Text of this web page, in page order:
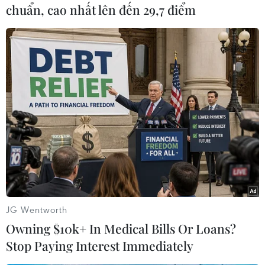
sỹ và thống đốc bang, Tổng thống Trump đã chỉ
thị Đại diện Thương mại Mỹ Robert Lighthizer
và Giám đốc Hội đồng Kinh tế Quốc gia Larry
Kydlow, xem xét khả năng tái gia nhập CPTPP./.
(Vietnam+)
chuẩn, cao nhất lên đến 29,7 điểm
JG Wentworth
Owning $10k+ In Medical Bills Or Loans?
Stop Paying Interest Immediately